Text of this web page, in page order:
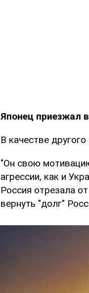
Японец приезжал
В качестве
"Он свою
агрессии, как и
Россия отрезала
вернуть "долг"